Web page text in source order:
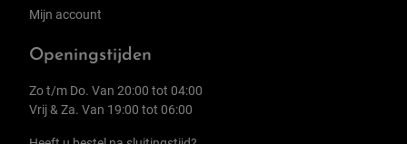
Mijn account
Openingstijden
Zo t/m Do. Van 20:00 tot 04:00
Vrij & Za. Van 19:00 tot 06:00